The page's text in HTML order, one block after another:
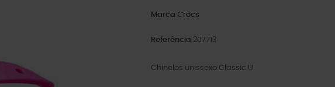
Marca Crocs
Referência 207713
Chinelos unissexo Classic U